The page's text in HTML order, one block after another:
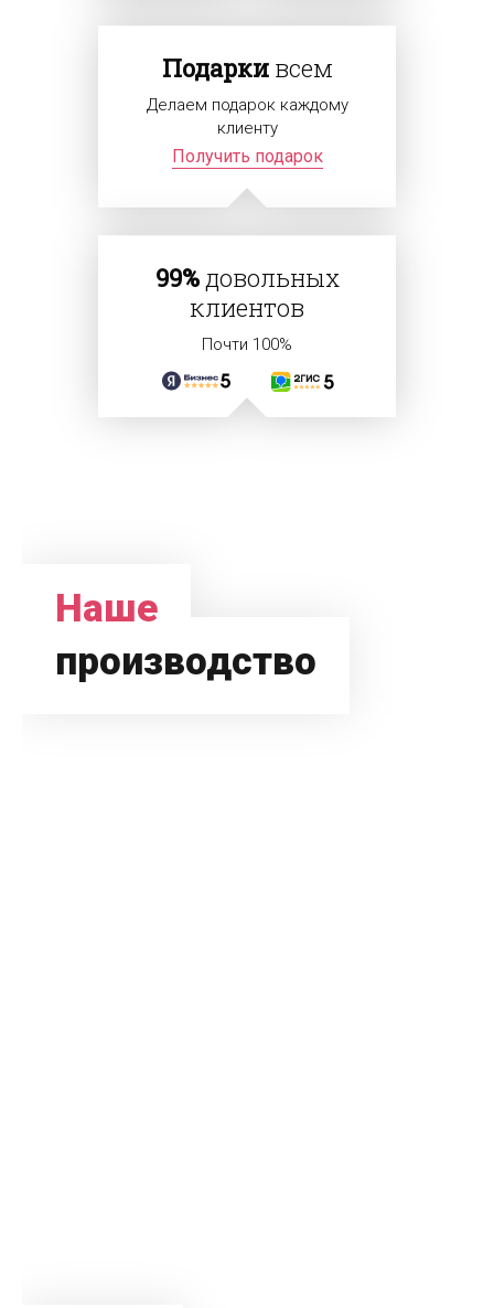
Подаркивсем
Делаем подарок каждому
клиенту
Получить подарок
99%довольных
клиентов
Почти 100%
Наше
производство